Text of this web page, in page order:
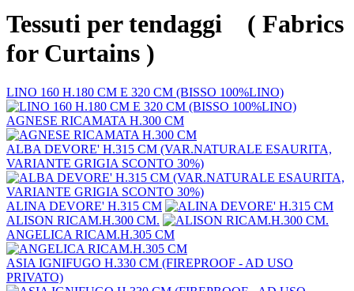
Tessuti per tendaggi ( Fabrics
for Curtains )
LINO 160 H.180 CM E 320 CM (BISSO 100%LINO)
AGNESE RICAMATA H.300 CM
ALBA DEVORE' H.315 CM (VAR.NATURALE ESAURITA,
VARIANTE GRIGIA SCONTO 30%)
ALINA DEVORE' H.315 CM
ALISON RICAM.H.300 CM.
ANGELICA RICAM.H.305 CM
ASIA IGNIFUGO H.330 CM (FIREPROOF - AD USO
PRIVATO)